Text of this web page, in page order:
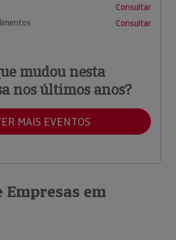
Consultar
Consultar
mudou nesta
nos últimos anos?
MAIS EVENTOS
em